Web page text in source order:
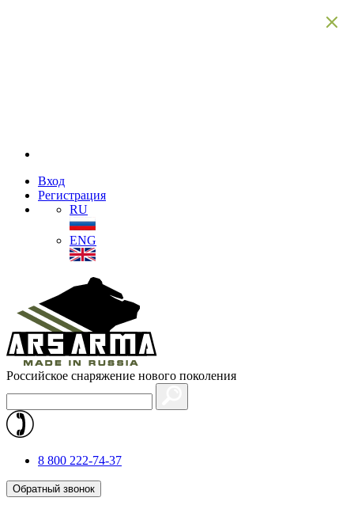
Вход
Регистрация
RU
ENG
Российское снаряжение нового поколения
8 800 222-74-37
Обратный звонок